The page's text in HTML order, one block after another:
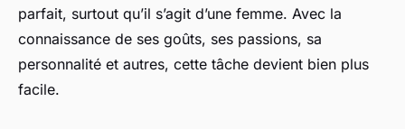
parfait, surtout qu’il s’agit d’une femme. Avec la
connaissance de ses goûts, ses passions, sa
personnalité et autres, cette tâche devient bien plus
facile.